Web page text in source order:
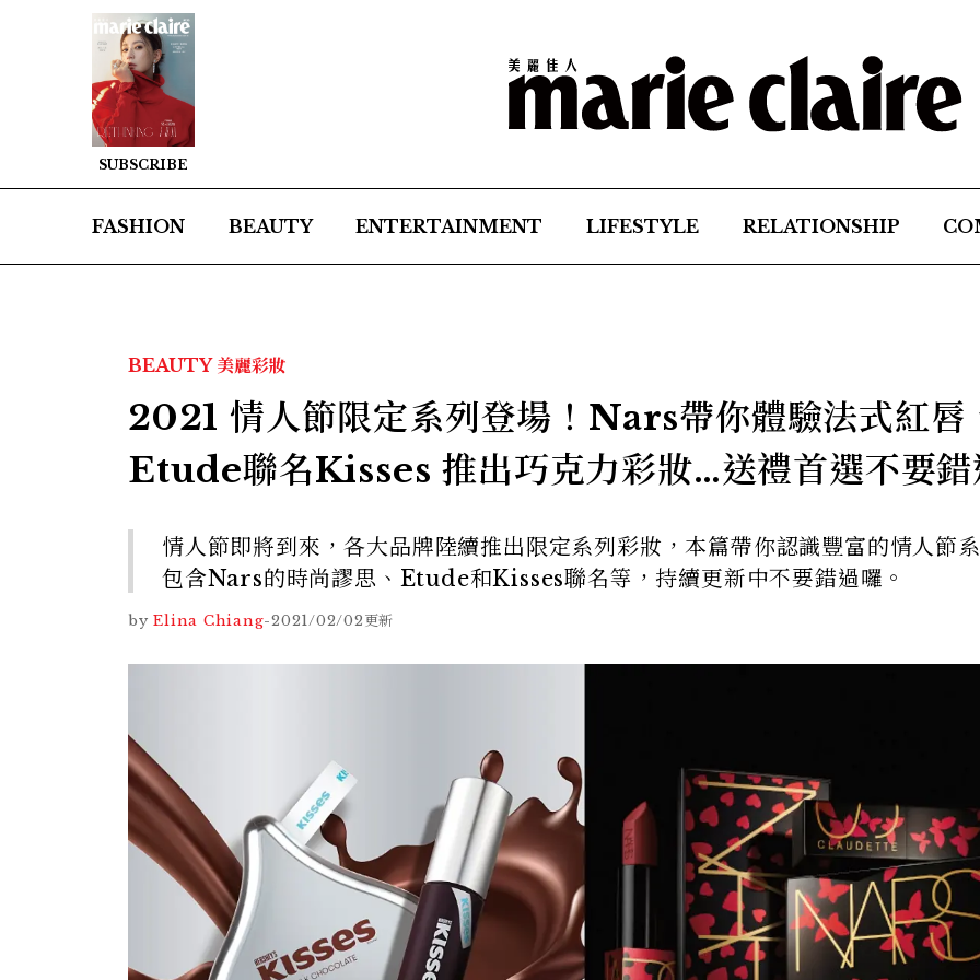
SUBSCRIBE
FASHION BEAUTY ENTERTAINMENT LIFESTYLE RELATIONSHIP
BEAUTY 美麗彩妝
2021 情人節限定系列登場！Nars帶你體驗法式紅唇
Etude聯名Kisses 推出巧克力彩妝…送禮首選不要錯
情人節即將到來，各大品牌陸續推出限定系列彩妝，本篇帶你認識豐富的情人節
包含Nars的時尚謬思、Etude和Kisses聯名等，持續更新中不要錯過囉。
by Elina Chiang-2021/02/02更新